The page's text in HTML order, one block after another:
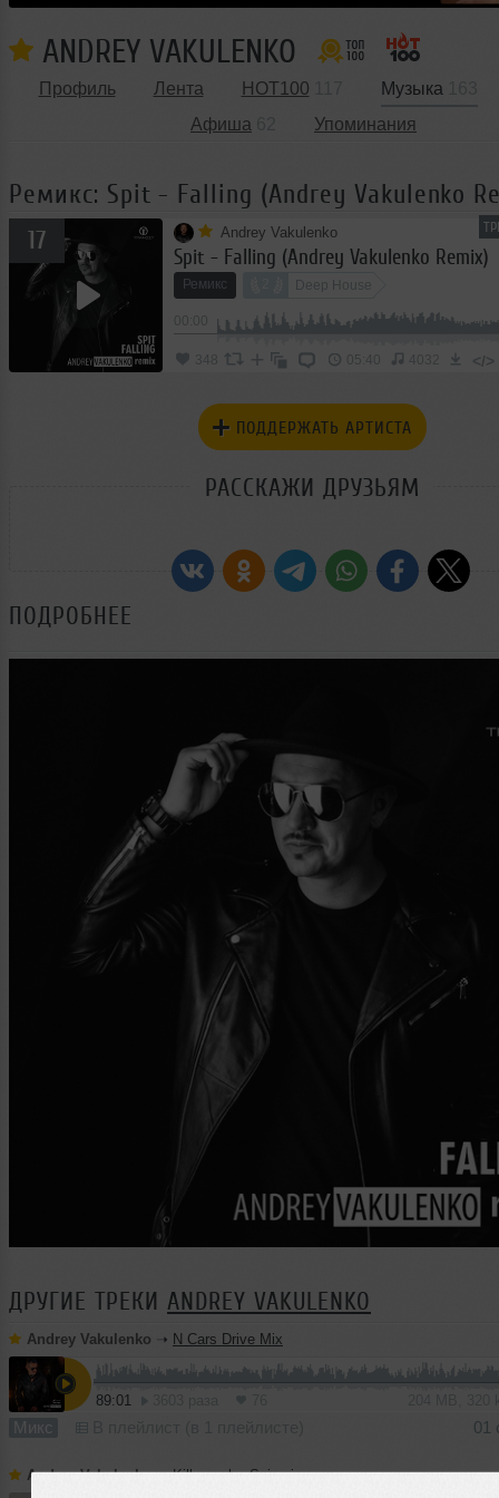
ANDREY VAKULENKO
Профиль Лента HOT100 Музыка
Афиша
Упоминания
Ремикс: Spit - Falling (Andrey Vakulenko
17 Andrey Vakulenko
Spit - Falling (Andrey Vakulenko Remix)
Ремикс Deep House
348 05:40 4032 </>
ПОДДЕРЖАТЬ АРТИСТА
РАССКАЖИ ДРУЗЬЯМ
ПОДРОБНЕЕ
ДРУГИЕ ТРЕКИ ANDREY VAKULENKO
Andrey Vakulenko ➝ N Cars Drive Mix
89:01
Микс 01
Andrey Vakulenko ➝Killercash - Scicario